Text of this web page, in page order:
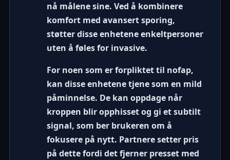
nå målene sine. Ved å kombinere
komfort med avansert sporing,
støtter disse enhetene enkeltpersoner
uten å føles for invasive.
For noen som er forpliktet til nofap,
kan disse enhetene tjene som en mild
påminnelse. De kan oppdage når
kroppen blir opphisset og gi et subtilt
signal, som ber brukeren om å
fokusere på nytt. Partnere setter pris
på dette fordi det fjerner presset med